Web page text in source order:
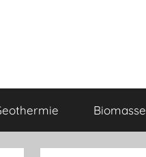
Biomasse